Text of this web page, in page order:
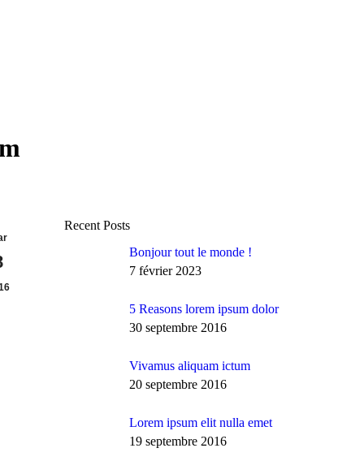
Recent Posts
Bonjour tout le monde !
7 février 2023
5 Reasons lorem ipsum dolor
30 septembre 2016
Vivamus aliquam ictum
20 septembre 2016
Lorem ipsum elit nulla emet
19 septembre 2016